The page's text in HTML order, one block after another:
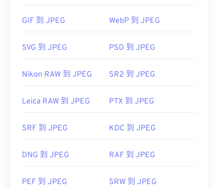
择“打开方式”。
Chrome）、Microsoft 应用程序（例如Microsoft
Preview） 上自动打开。
首次发布：1992年9月18日
https://www.lifewire.com/jpg-jpeg-file-4139913
GIF 到 JPEG WebP 到 JPEG
SVG 到 JPEG PSD 到 JPEG
Nikon RAW 到 JPEG SR2 到 JPEG
Leica RAW 到 JPEG PTX 到 JPEG
SRF 到 JPEG KDC 到 JPEG
DNG 到 JPEG RAF 到 JPEG
PEF 到 JPEG SRW 到 JPEG